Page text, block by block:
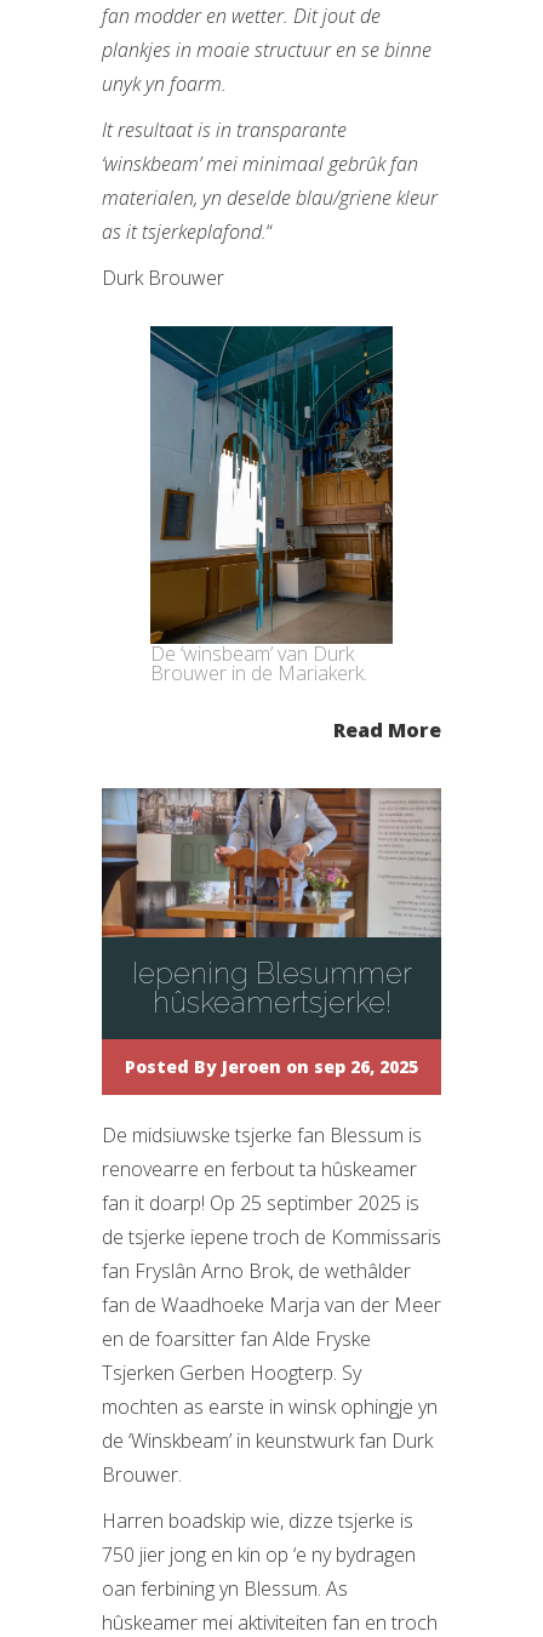
fan modder en wetter. Dit jout de
plankjes in moaie structuur en se binne
unyk yn foarm.
It resultaat is in transparante
‘winskbeam’ mei minimaal gebrûk fan
materialen, yn deselde blau/griene kleur
as it tsjerkeplafond.“
Durk Brouwer
De ‘winsbeam’ van Durk
Brouwer in de Mariakerk.
Read More
Iepening Blesummer
hûskeamertsjerke!
Posted By Jeroen on sep 26, 2025
De midsiuwske tsjerke fan Blessum is
renovearre en ferbout ta hûskeamer
fan it doarp! Op 25 septimber 2025 is
de tsjerke iepene troch de Kommissaris
fan Fryslân Arno Brok, de wethâlder
fan de Waadhoeke Marja van der Meer
en de foarsitter fan Alde Fryske
Tsjerken Gerben Hoogterp. Sy
mochten as earste in winsk ophingje yn
de ‘Winskbeam’ in keunstwurk fan Durk
Brouwer.
Harren boadskip wie, dizze tsjerke is
750 jier jong en kin op ‘e ny bydragen
oan ferbining yn Blessum. As
hûskeamer mei aktiviteiten fan en troch